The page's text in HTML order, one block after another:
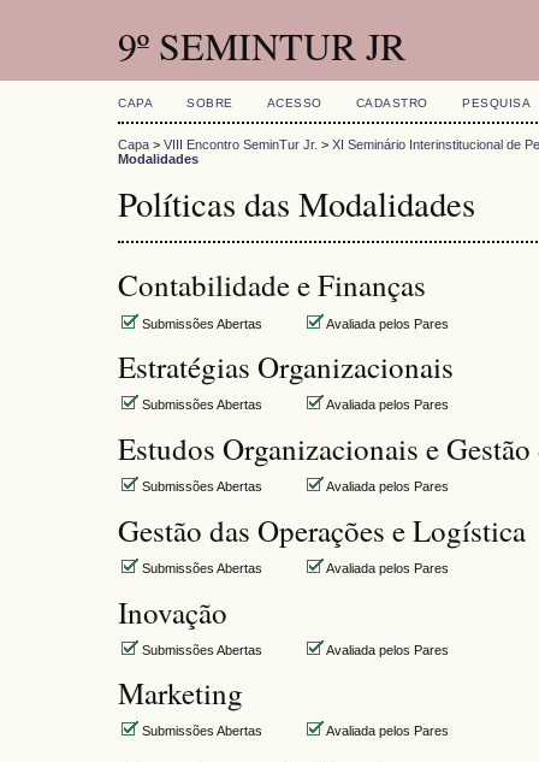
9º SEMINTUR JR
CAPA SOBRE ACESSO CADASTRO PESQUISA
Capa > VIII Encontro SeminTur Jr. > XI Seminário Interinstitucional de
Modalidades
Políticas das Modalidades
Contabilidade e Finanças
Submissões Abertas Avaliada pelos Pares
Estratégias Organizacionais
Submissões Abertas Avaliada pelos Pares
Estudos Organizacionais e Gestão
Submissões Abertas Avaliada pelos Pares
Gestão das Operações e Logística
Submissões Abertas Avaliada pelos Pares
Inovação
Submissões Abertas Avaliada pelos Pares
Marketing
Submissões Abertas Avaliada pelos Pares